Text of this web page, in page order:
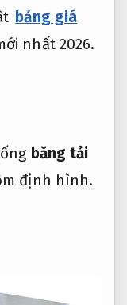
bảng giá
nhất 2026.
băng tải
định hình.